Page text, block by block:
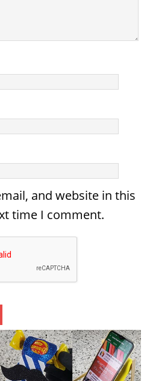
and website in this
time I comment.